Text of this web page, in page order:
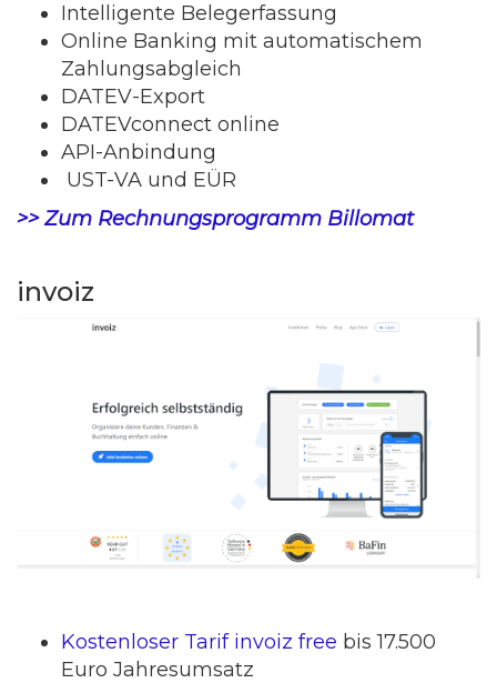
Intelligente Belegerfassung
Online Banking mit automatischem
Zahlungsabgleich
DATEV-Export
DATEVconnect online
API-Anbindung
UST-VA und EÜR
>> Zum Rechnungsprogramm Billomat
invoiz
Kostenloser Tarif invoiz free bis 17.500
Euro Jahresumsatz